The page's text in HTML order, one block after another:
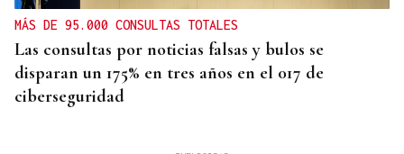
MÁS DE 95.000 CONSULTAS TOTALES
Las consultas por noticias falsas y bulos se
disparan un 175% en tres años en el 017 de
ciberseguridad